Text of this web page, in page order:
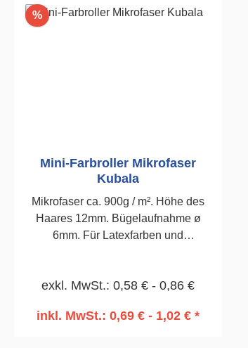
%Rabatt
Mini-Farbroller Mikrofaser
Kubala
Mikrofaser ca. 900g / m². Höhe des
Haares 12mm. Bügelaufnahme ø
6mm. Für Latexfarben und
exkl. MwSt.: 0,58 € - 0,86 €
inkl. MwSt.: 0,69 € - 1,02 € *